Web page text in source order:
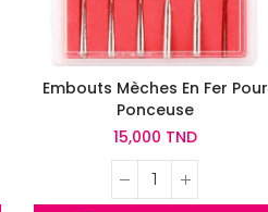
Embouts Mèches En Fer Pour
Ponceuse
15,000 TND